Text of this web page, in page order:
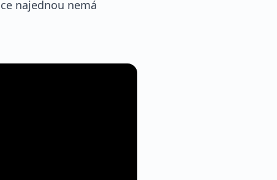
najednou nemá